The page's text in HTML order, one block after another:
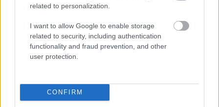
related to personalization.
I want to allow Google to enable storage
related to security, including authentication
functionality and fraud prevention, and other
user protection.
CONFIRM